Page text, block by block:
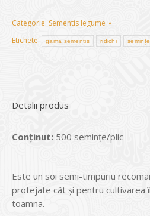
Categorie: Sementis legume
Etichete:
gama sementis ridichi semințe
Detalii produs
Conținut: 500 seminţe/plic
Este un soi semi-timpuriu
protejate cât şi pentru cultivarea
toamna.